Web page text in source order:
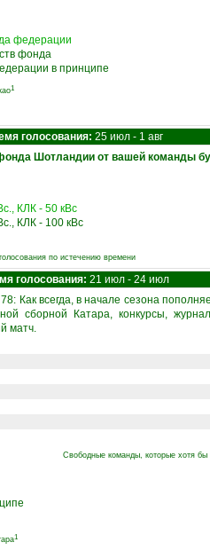
федерации
фонда
в принципе
1
голосования: 25 июл - 1 авг
Шотландии от вашей команды
КЛК - 50 кВс
КЛК - 100 кВс
по истечению времени
голосования: 21 июл - 24 июл
Как всегда, в начале сезона
сборной Катара, конкурсы,
матч.
Свободные команды, которые хотя
1